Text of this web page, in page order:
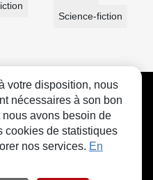
Science-fiction
Cookies
votre disposition, nous
nécessaires à son bon
avons besoin de
cookies de statistiques
nos services. En